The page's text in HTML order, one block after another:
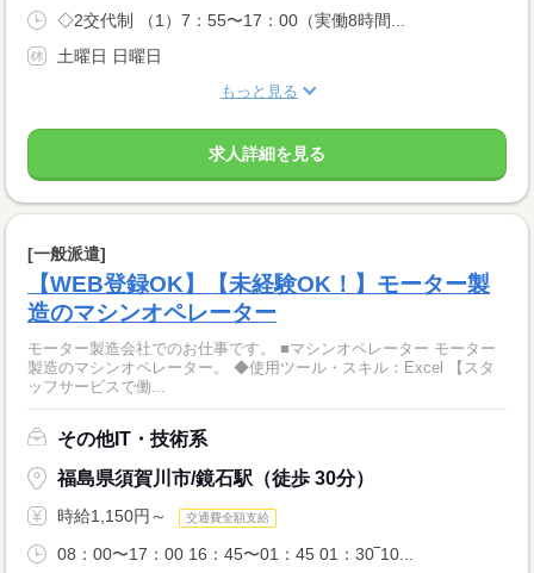
◇2交代制 （1）7：55〜17：00（実働8時間...
土曜日 日曜日
もっと見る
求人詳細を見る
[一般派遣]
【WEB登録OK】【未経験OK！】モーター製
造のマシンオペレーター
モーター製造会社でのお仕事です。 ■マシンオペレーター モーター
製造のマシンオペレーター。 ◆使用ツール・スキル：Excel 【スタ
ッフサービスで働...
その他IT・技術系
福島県須賀川市/鏡石駅（徒歩 30分）
時給1,150円～ 交通費全額支給
08：00〜17：00 16：45〜01：45 01：30‾10...